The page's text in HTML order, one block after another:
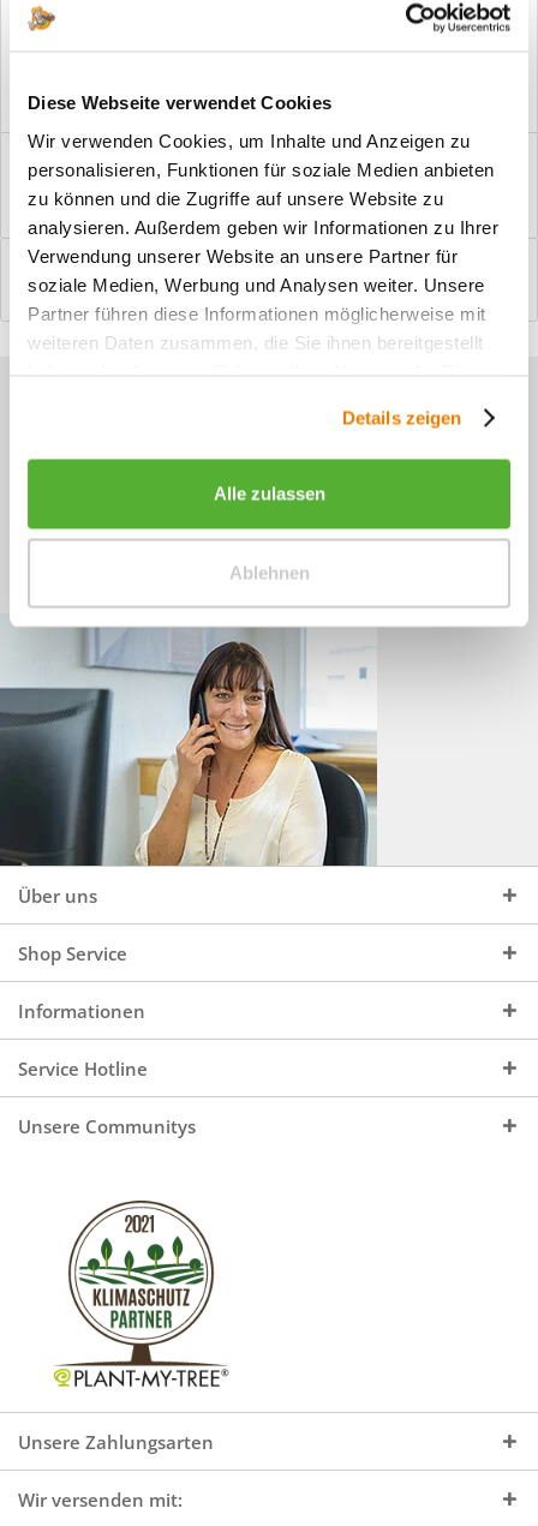
Diese Webseite verwendet Cookies
Wir verwenden Cookies, um Inhalte und Anzeigen zu
personalisieren, Funktionen für soziale Medien anbieten
zu können und die Zugriffe auf unsere Website zu
analysieren. Außerdem geben wir Informationen zu Ihrer
Verwendung unserer Website an unsere Partner für
soziale Medien, Werbung und Analysen weiter. Unsere
Partner führen diese Informationen möglicherweise mit
weiteren Daten zusammen, die Sie ihnen bereitgestellt
Details zeigen
Alle zulassen
Ablehnen
Vorteile
Windfangelemente online am Bildschirm konfigurieren und
einbaufertig bestellen. In wenigen...
Bewertungen
0
Bewertungen lesen, schreiben und diskutieren...mehr
Sie haben Fragen zu unseren
+49 (0)4244 965 34 04
Mo - Do, 09:00 - 16:00 Uhr
und Fr, 09:00 - 13:00 Uhr
Über uns
Shop Service
Informationen
Service Hotline
Unsere Communitys
Unsere Zahlungsarten
Wir versenden mit: